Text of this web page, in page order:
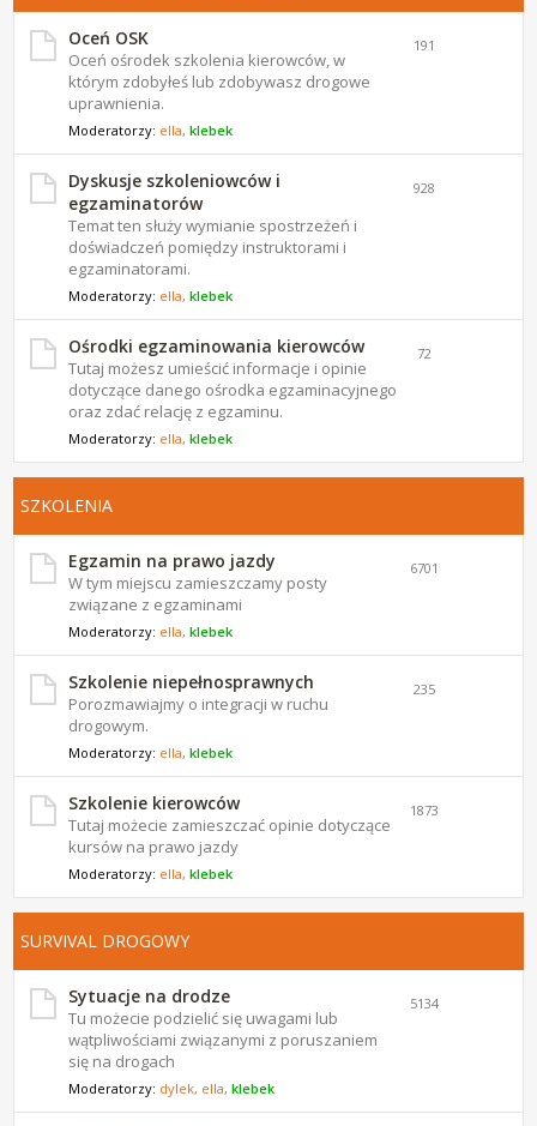
Oceń OSK
Oceń ośrodek szkolenia kierowców, w
którym zdobyłeś lub zdobywasz drogowe
uprawnienia.
Moderatorzy: ella,klebek
191
Dyskusje szkoleniowców i
egzaminatorów
Temat ten służy wymianie spostrzeżeń i
doświadczeń pomiędzy instruktorami i
egzaminatorami.
Moderatorzy: ella,klebek
928
Ośrodki egzaminowania kierowców
Tutaj możesz umieścić informacje i opinie
dotyczące danego ośrodka egzaminacyjnego
oraz zdać relację z egzaminu.
Moderatorzy: ella,klebek
72
SZKOLENIA
Egzamin na prawo jazdy
W tym miejscu zamieszczamy posty
związane z egzaminami
Moderatorzy: ella,klebek
6701
Szkolenie niepełnosprawnych
Porozmawiajmy o integracji w ruchu
drogowym.
Moderatorzy: ella,klebek
235
Szkolenie kierowców
Tutaj możecie zamieszczać opinie dotyczące
kursów na prawo jazdy
Moderatorzy: ella,klebek
1873
SURVIVAL DROGOWY
Sytuacje na drodze
Tu możecie podzielić się uwagami lub
wątpliwościami związanymi z poruszaniem
się na drogach
Moderatorzy: dylek, ella,klebek
5134